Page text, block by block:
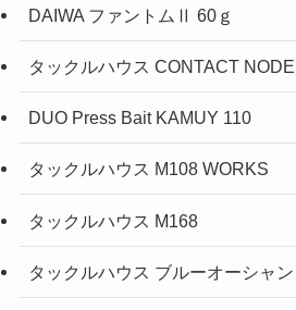
DAIWA ファントムⅡ 60ｇ
タックルハウス CONTACT
DUO Press Bait KAMUY 110
タックルハウス M108 WORKS
タックルハウス M168
タックルハウス ブルーオーシャ